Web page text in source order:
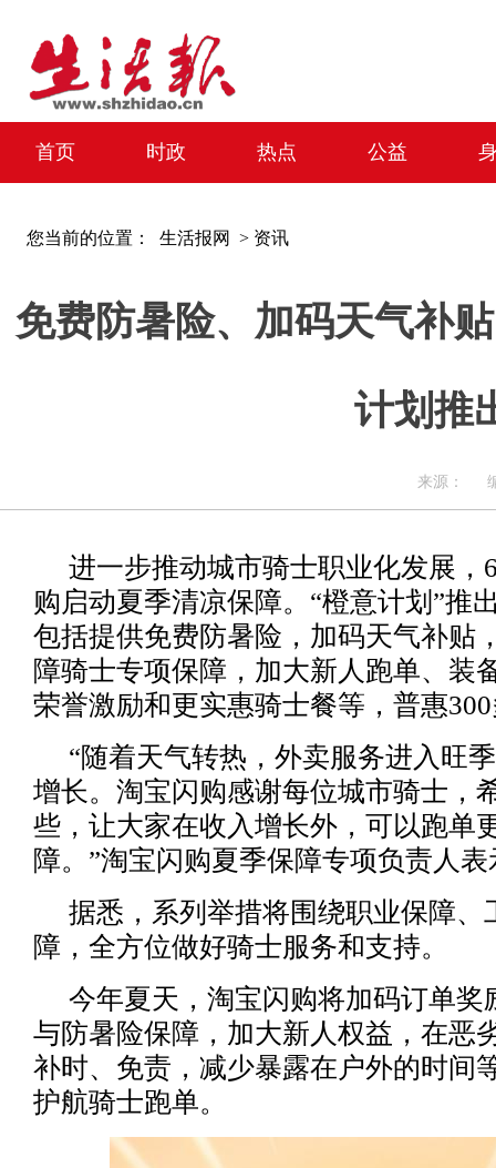
首页 时政 热点 公益
您当前的位置： 生活报网 > 资讯
免费防暑险、加码天气补
计划推
来源： 编
进一步推动城市骑士职业化发展，
购启动夏季清凉保障。“橙意计划”推
包括提供免费防暑险，加码天气补贴
障骑士专项保障，加大新人跑单、装
荣誉激励和更实惠骑士餐等，普惠
“随着天气转热，外卖服务进入旺
增长。淘宝闪购感谢每位城市骑士，
些，让大家在收入增长外，可以跑单
障。”淘宝闪购夏季保障专项负责人表
据悉，系列举措将围绕职业保障、
障，全方位做好骑士服务和支持。
今年夏天，淘宝闪购将加码订单奖
与防暑险保障，加大新人权益，在恶
补时、免责，减少暴露在户外的时间
护航骑士跑单。